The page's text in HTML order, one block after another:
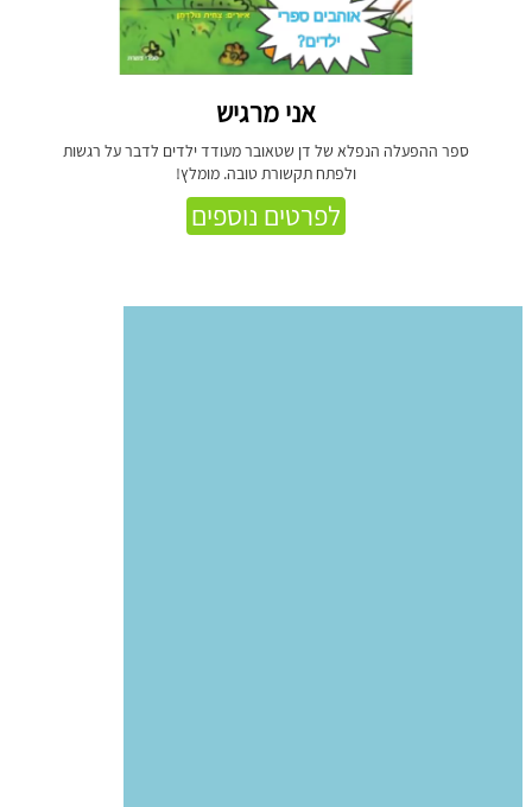
אני מרגיש
ספר ההפעלה הנפלא של דן שטאובר מעודד ילדים לדבר על רגשות
ולפתח תקשורת טובה. מומלץ!
לפרטים נוספים